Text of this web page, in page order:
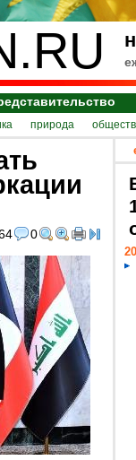
природа
0